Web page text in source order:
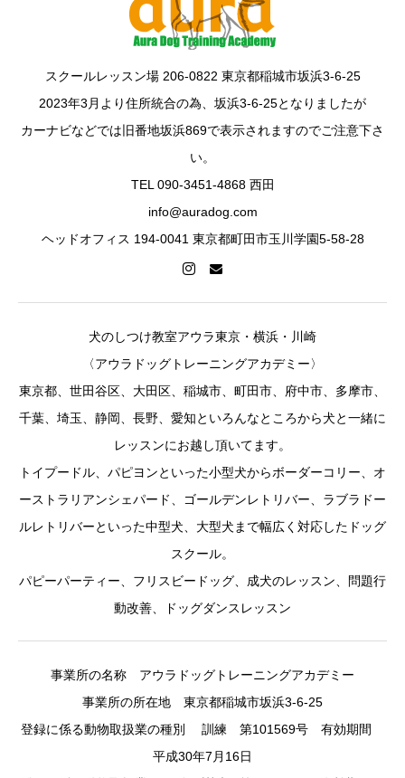
スクールレッスン場 206-0822 東京都稲城市坂浜3-6-25
2023年3月より住所統合の為、坂浜3-6-25となりましたが
カーナビなどでは旧番地坂浜869で表示されますのでご注意下さ
い。
TEL 090-3451-4868 西田
info@auradog.com
ヘッドオフィス 194-0041 東京都町田市玉川学園5-58-28
犬のしつけ教室アウラ東京・横浜・川崎
〈アウラドッグトレーニングアカデミー〉
東京都、世田谷区、大田区、稲城市、町田市、府中市、多摩市、
千葉、埼玉、静岡、長野、愛知といろんなところから犬と一緒に
レッスンにお越し頂いてます。
トイプードル、パピヨンといった小型犬からボーダーコリー、オ
ーストラリアンシェパード、ゴールデンレトリバー、ラブラドー
ルレトリバーといった中型犬、大型犬まで幅広く対応したドッグ
スクール。
パピーパーティー、フリスビードッグ、成犬のレッスン、問題行
動改善、ドッグダンスレッスン
事業所の名称 アウラドッグトレーニングアカデミー
事業所の所在地 東京都稲城市坂浜3-6-25
登録に係る動物取扱業の種別 訓練 第101569号 有効期間
平成30年7月16日